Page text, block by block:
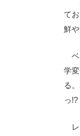
て
鮮
ベ
学
る
っ
レ